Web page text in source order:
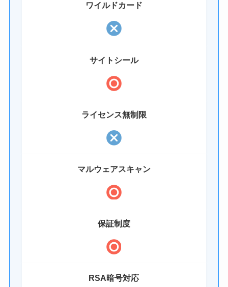
ワイルドカード
サイトシール
ライセンス無制限
マルウェアスキャン
保証制度
RSA暗号対応